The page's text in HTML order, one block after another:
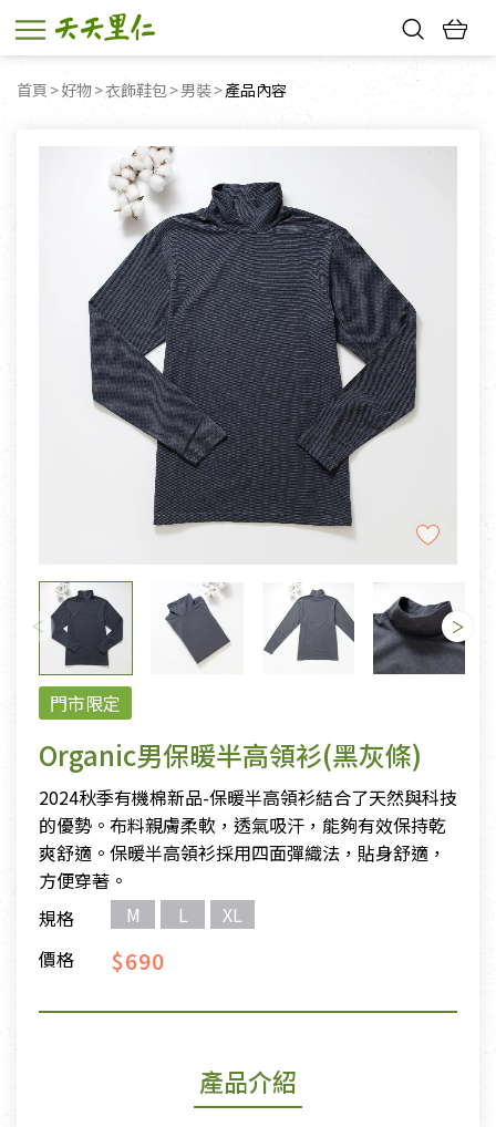
首頁 好物 衣飾鞋包 男裝 目前頁面：
產品內容
門市限定
Organic男保暖半高領衫(黑灰條)
2024秋季有機棉新品-保暖半高領衫結合了天然與科技
的優勢。布料親膚柔軟，透氣吸汗，能夠有效保持乾
爽舒適。保暖半高領衫採用四面彈織法，貼身舒適，
方便穿著。
規格
M L
XL
價格
$690
產品介紹